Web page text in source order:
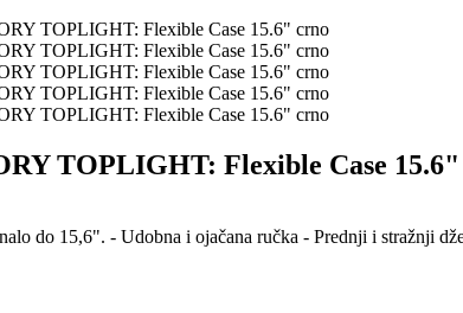
TOPLIGHT: Flexible Case
do 15,6". - Udobna i ojačana ručka - Prednji i stražnji